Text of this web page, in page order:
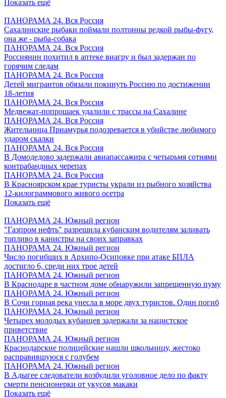
Показать ещё
ПАНОРАМА 24. Вся Россия
Сахалинские рыбаки поймали полтонны редкой рыбы-фугу,
она же - рыба-собака
ПАНОРАМА 24. Вся Россия
Россиянин похитил в аптеке виагру и был задержан по
горячим следам
ПАНОРАМА 24. Вся Россия
Детей мигрантов обязали покинуть Россию по достижении
18-летия
ПАНОРАМА 24. Вся Россия
Медвежат-попрошаек удалили с трассы на Сахалине
ПАНОРАМА 24. Вся Россия
Жительница Приамурья подозревается в убийстве любимого
ударом скалки
ПАНОРАМА 24. Вся Россия
В Домодедово задержали авиапассажира с четырьмя сотнями
контрабандных черепах
ПАНОРАМА 24. Вся Россия
В Красноярском крае туристы украли из рыбного хозяйства
12-килограммового живого осетра
Показать ещё
ПАНОРАМА 24. Южный регион
"Газпром нефть" разрешила кубанским водителям заливать
топливо в канистры на своих заправках
ПАНОРАМА 24. Южный регион
Число погибших в Архипо-Осиповке при атаке БПЛА
достигло 6, среди них трое детей
ПАНОРАМА 24. Южный регион
В Краснодаре в частном доме обнаружили запрещенную пуму
ПАНОРАМА 24. Южный регион
В Сочи горная река унесла в море двух туристов. Один погиб
ПАНОРАМА 24. Южный регион
Четырех молодых кубанцев задержали за нацистское
приветствие
ПАНОРАМА 24. Южный регион
Краснодарские полицейские нашли школьницу, жестоко
расправившуюся с голубем
ПАНОРАМА 24. Южный регион
В Адыгее следователи возбудили уголовное дело по факту
смерти пенсионерки от укусов макаки
Показать ещё